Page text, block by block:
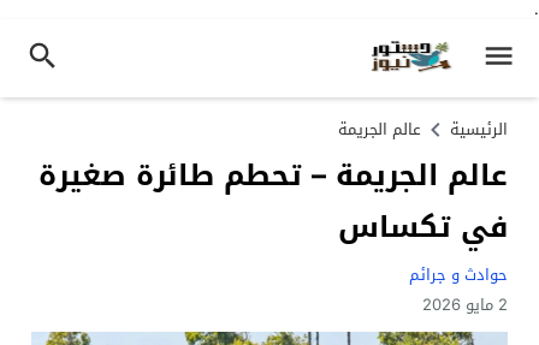
.
الرئيسية عالم الجريمة
عالم الجريمة – تحطم طائرة صغيرة
في تكساس
حوادث و جرائم
2 مايو 2026